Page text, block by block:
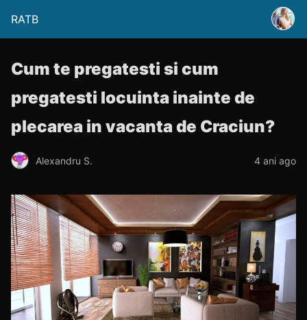
RATB
Cum te pregatesti si cum
pregatesti locuinta inainte de
plecarea in vacanta de Craciun?
Alexandru S. 4 ani ago